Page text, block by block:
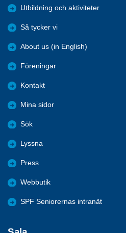
Utbildning och aktiviteter
Så tycker vi
About us (in English)
Föreningar
Kontakt
Mina sidor
Sök
Lyssna
Press
Webbutik
SPF Seniorernas intranät